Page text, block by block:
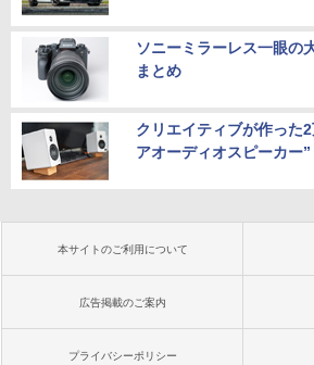
ソニーミラーレス一眼の
まとめ
クリエイティブが作った
アオーディオスピーカー”
本サイトのご利用について
広告掲載のご案内
プライバシーポリシー